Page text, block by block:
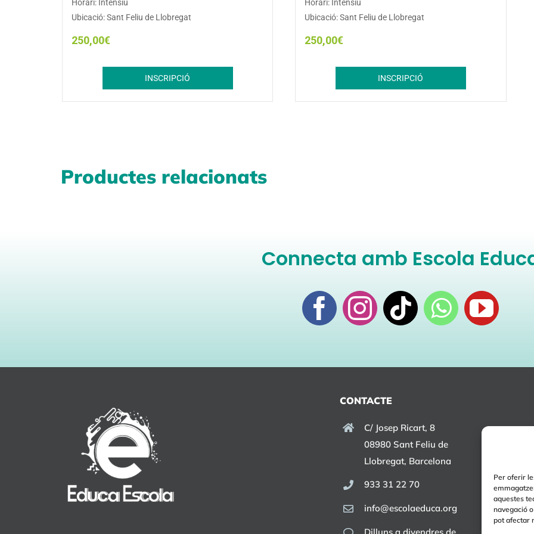
Per oferir
aquestes
navegació
pot afectar
Horari: Intensiu
Ubicació: Sant Feliu de Llobregat
250,00€
INSCRIPCIÓ
Horari: Intensiu
Ubicació: Sant Feliu de Llobregat
250,00€
INSCRIPCIÓ
Productes relacionats
Connecta amb Escola
CONTACTE
C/ Josep Ricart, 8
08980 Sant Feliu de
Llobregat, Barcelona
933 31 22 70
info@escolaeduca.org